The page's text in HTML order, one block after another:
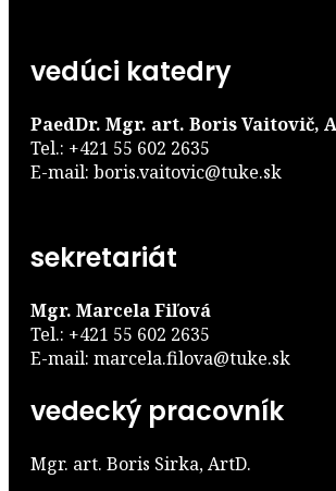
vedúci katedry
PaedDr. Mgr. art. Boris Vaitovič,
Tel.: +421 55 602 2635
E-mail: boris.vaitovic@tuke.sk
sekretariát
Mgr. Marcela Fiľová
Tel.: +421 55 602 2635
E-mail: marcela.filova@tuke.sk
vedecký pracovník
Mgr. art. Boris Sirka, ArtD.